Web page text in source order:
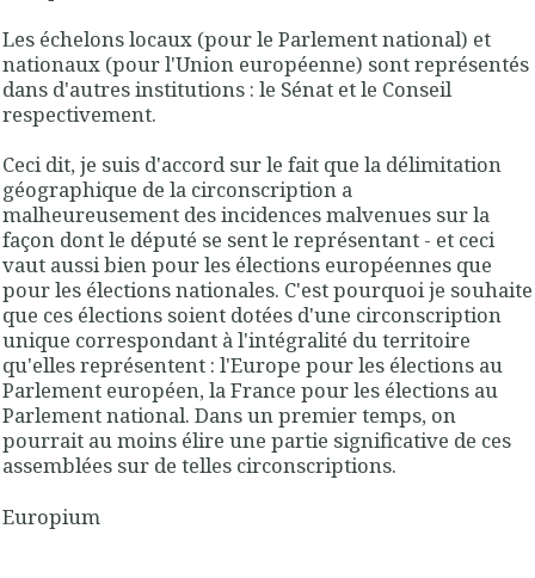
Les échelons locaux (pour le Parlement national) et
nationaux (pour l'Union européenne) sont représentés
dans d'autres institutions : le Sénat et le Conseil
respectivement.
Ceci dit, je suis d'accord sur le fait que la délimitation
géographique de la circonscription a
malheureusement des incidences malvenues sur la
façon dont le député se sent le représentant - et ceci
vaut aussi bien pour les élections européennes que
pour les élections nationales. C'est pourquoi je souhaite
que ces élections soient dotées d'une circonscription
unique correspondant à l'intégralité du territoire
qu'elles représentent : l'Europe pour les élections au
Parlement européen, la France pour les élections au
Parlement national. Dans un premier temps, on
pourrait au moins élire une partie significative de ces
assemblées sur de telles circonscriptions.
Europium